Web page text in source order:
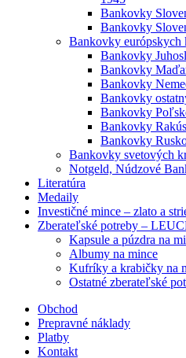
Bankovky
Bankovky
Bankovky európskych
Bankovky
Bankovky
Bankovky
Bankovky
Bankovky
Bankovky
Bankovky
Bankovky svetových
Notgeld, Núdzové
Literatúra
Medaily
Investičné mince – zlato a
Zberateľské potreby –
Kapsule a púzdra na
Albumy na mince
Kufríky a krabičky na
Ostatné zberateľské
Obchod
Prepravné náklady
Platby
Kontakt